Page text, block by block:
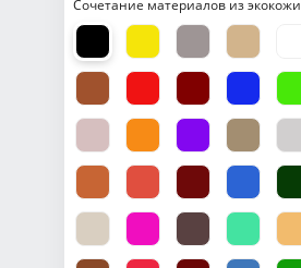
Сочетание материалов из экокожи